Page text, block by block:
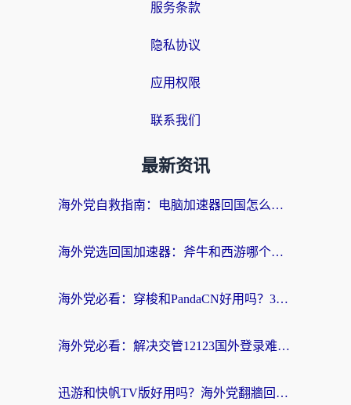
服务条款
隐私协议
应用权限
联系我们
最新资讯
海外党自救指南：电脑加速器回国怎么选？轻松解决国内资源访问难题
海外党选回国加速器：斧牛和西游哪个好？附Windows免费试用&实用避坑指南
海外党必看：穿梭和PandaCN好用吗？3分钟选对回国加速器，无缝刷剧玩国服
海外党必看：解决交管12123国外登录难题，选对回国加速器就能无缝刷国内资源
迅游和快帆TV版好用吗？海外党翻牆回大陆选加速器的避坑指南